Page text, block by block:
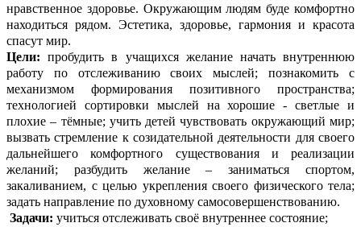
нравственное здоровье. Окружающим людям буде комфортно
находиться рядом. Эстетика, здоровье, гармония и красота
спасут мир.
Цели:пробудить в учащихся желание начать внутреннюю
работу по отслеживанию своих мыслей; познакомить с
механизмом формирования позитивного пространства;
технологией сортировки мыслей на хорошие - светлые и
плохие – тёмные; учить детей чувствовать окружающий мир;
вызвать стремление к созидательной деятельности для своего
дальнейшего комфортного существования и реализации
желаний; разбудить желание – заниматься спортом,
закаливанием, с целью укрепления своего физического тела;
задать направление по духовному самосовершенствованию.
Задачи: учиться отслеживать своё внутреннее состояние;